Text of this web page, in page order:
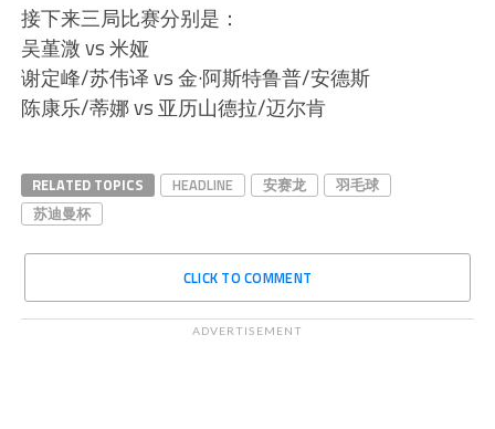
接下来三局比赛分别是：
吴堇溦 vs 米娅
谢定峰/苏伟译 vs 金·阿斯特鲁普/安德斯
陈康乐/蒂娜 vs 亚历山德拉/迈尔肯
RELATED TOPICS HEADLINE 安赛龙
羽毛球
苏迪曼杯
CLICK TO COMMENT
ADVERTISEMENT